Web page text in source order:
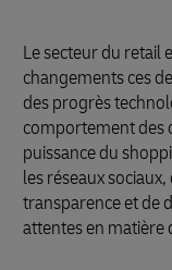
Le secteur du retail
changements ces
des progrès
comportement des
puissance du
les réseaux
transparence et de
attentes en matière